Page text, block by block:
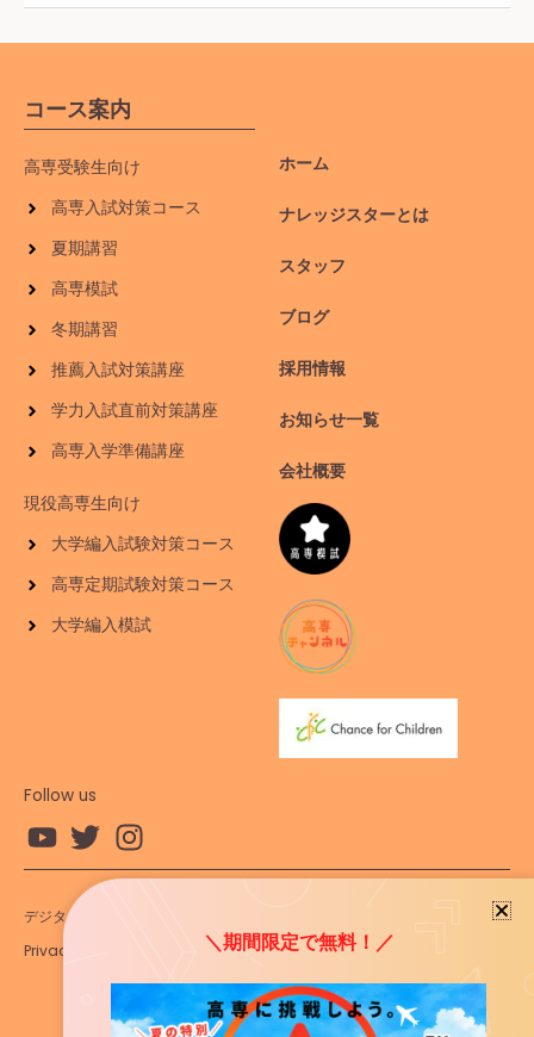
コース案内
高専受験生向け
高専入試対策コース
夏期講習
高専模試
冬期講習
推薦入試対策講座
学力入試直前対策講座
高専入学準備講座
現役高専生向け
大学編入試験対策コース
高専定期試験対策コース
大学編入模試
ホーム
ナレッジスターとは
スタッフ
ブログ
採用情報
お知らせ一覧
会社概要
Follow us
デジタルコンテンツ 利用規約
Privacy Policy
＼期間限定で無料！／